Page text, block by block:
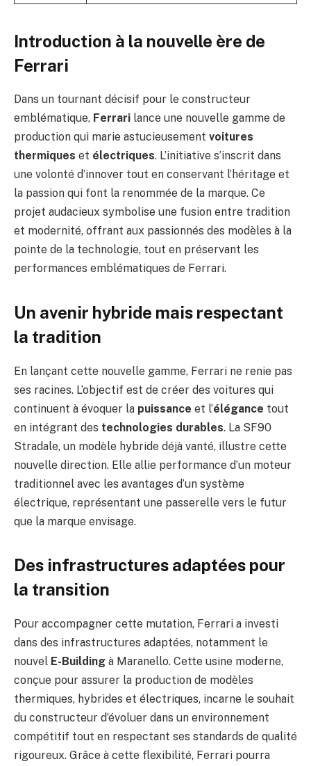
Introduction à la nouvelle ère de
Ferrari
Dans un tournant décisif pour le constructeur
emblématique, Ferrari lance une nouvelle gamme de
production qui marie astucieusement voitures
thermiques et électriques. L’initiative s’inscrit dans
une volonté d’innover tout en conservant l’héritage et
la passion qui font la renommée de la marque. Ce
projet audacieux symbolise une fusion entre tradition
et modernité, offrant aux passionnés des modèles à la
pointe de la technologie, tout en préservant les
performances emblématiques de Ferrari.
Un avenir hybride mais respectant
la tradition
En lançant cette nouvelle gamme, Ferrari ne renie pas
ses racines. L’objectif est de créer des voitures qui
continuent à évoquer la puissance et l’élégance tout
en intégrant des technologies durables. La SF90
Stradale, un modèle hybride déjà vanté, illustre cette
nouvelle direction. Elle allie performance d’un moteur
traditionnel avec les avantages d’un système
électrique, représentant une passerelle vers le futur
que la marque envisage.
Des infrastructures adaptées pour
la transition
Pour accompagner cette mutation, Ferrari a investi
dans des infrastructures adaptées, notamment le
nouvel E-Building à Maranello. Cette usine moderne,
conçue pour assurer la production de modèles
thermiques, hybrides et électriques, incarne le souhait
du constructeur d’évoluer dans un environnement
compétitif tout en respectant ses standards de qualité
rigoureux. Grâce à cette flexibilité, Ferrari pourra